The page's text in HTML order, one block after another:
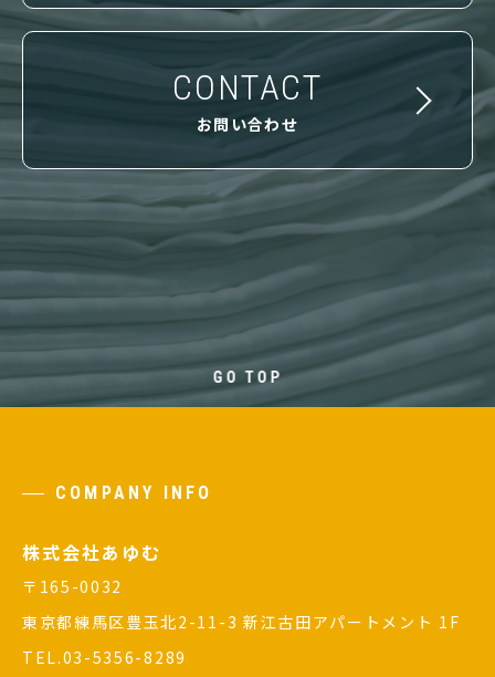
CONTACT
お問い合わせ
GO TOP
COMPANY INFO
株式会社あゆむ
〒165-0032
東京都練馬区豊玉北2-11-3 新江古田アパートメント 1F
TEL.03-5356-8289